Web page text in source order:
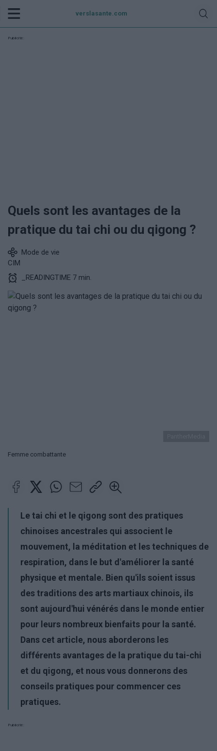
verslasante.com
Publicité:
Quels sont les avantages de la
pratique du tai chi ou du qigong ?
Mode de vie
CIM
_READINGTIME 7 min.
Femme combattante
Le tai chi et le qigong sont des pratiques
chinoises ancestrales qui associent le
mouvement, la méditation et les techniques de
respiration, dans le but d'améliorer la santé
physique et mentale. Bien qu'ils soient issus
des traditions des arts martiaux chinois, ils
sont aujourd'hui vénérés dans le monde entier
pour leurs nombreux bienfaits pour la santé.
Dans cet article, nous aborderons les
différents avantages de la pratique du tai-chi
et du qigong, et nous vous donnerons des
conseils pratiques pour commencer ces
pratiques.
Publicité: